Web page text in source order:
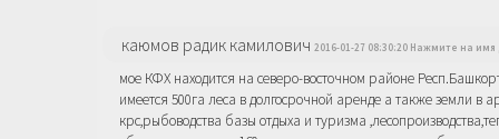
каюмов радик камилович 2016-01-27 08:30:20 Нажмите на имя
мое КФХ находится на северо-восточном районе
имеется 500га леса в долгосрочной аренде а также земли в
крс,рыбоводства базы отдыха и туризма